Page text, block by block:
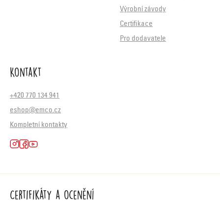
Výrobní závody
Certifikace
Pro dodavatele
Kontakt
+420 770 134 941
eshop@emco.cz
Kompletní kontakty
Certifikáty a ocenění